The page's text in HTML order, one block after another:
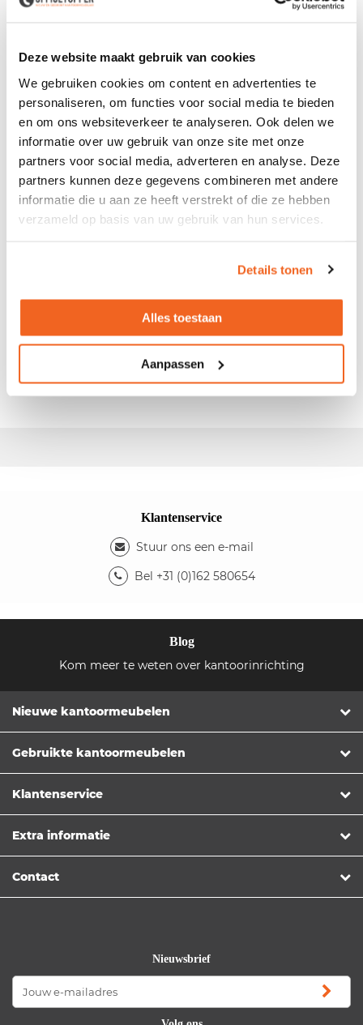
Deze website maakt gebruik van cookies
We gebruiken cookies om content en advertenties te
personaliseren, om functies voor social media te bieden
en om ons websiteverkeer te analyseren. Ook delen we
informatie over uw gebruik van onze site met onze
partners voor social media, adverteren en analyse. Deze
partners kunnen deze gegevens combineren met andere
informatie die u aan ze heeft verstrekt of die ze hebben
verzameld op basis van uw gebruik van hun services.
Details tonen
Alles toestaan
Aanpassen
in België
Voor zowelParticulieralsZakelijk
Bezorg- en Montageservice
Gebruikt Lensvelt Compass bureau
- Afm.: 160x80cm (bxd) - In hoogte instelbaar - Min.
hoogte: 62cm - Max. hoogte: 82cm - Volkern blad -
Kleur blad: kersen - Kleur onderstel: zwart -
Fabrikant:Lensvelt- Type:Compass
Klantenservice
Stuur ons een e-mail
Bel +31 (0)162 580654
Blog
Kom meer te weten over kantoorinrichting
Nieuwe kantoormeubelen
Gebruikte kantoormeubelen
Klantenservice
Extra informatie
Contact
Nieuwsbrief